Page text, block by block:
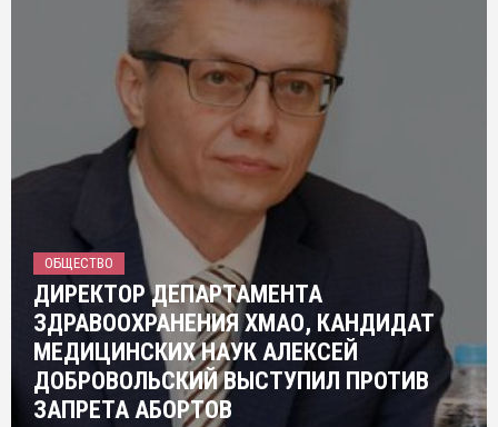
ОБЩЕСТВО
ДИРЕКТОР ДЕПАРТАМЕНТА
ЗДРАВООХРАНЕНИЯ ХМАО, КАНДИДАТ
МЕДИЦИНСКИХ НАУК АЛЕКСЕЙ
ДОБРОВОЛЬСКИЙ ВЫСТУПИЛ ПРОТИВ
ЗАПРЕТА АБОРТОВ